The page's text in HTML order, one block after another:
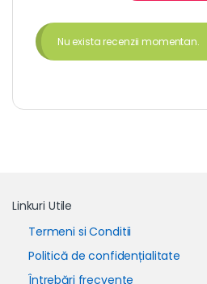
Nu exista recenzii momentan.
Linkuri Utile
Termeni si Conditii
Politică de confidențialitate
Întrebări frecvente